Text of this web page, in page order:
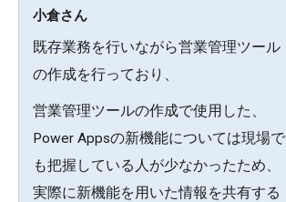
小倉さん
既存業務を行いながら営業管理ツール
の作成を行っており、
営業管理ツールの作成で使用した、
Power Appsの新機能については現場で
も把握している人が少なかったため、
実際に新機能を用いた情報を共有する